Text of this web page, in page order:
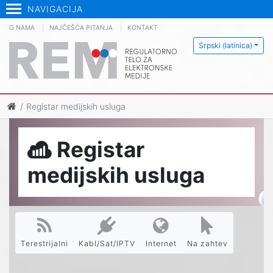
NAVIGACIJA
Srpski (latinica)
O NAMA NAJČEŠĆA PITANJA KONTAKT
Registar medijskih usluga
Registar
medijskih usluga
Terestrijalni Kabl/Sat/IPTV Internet Na zahtev